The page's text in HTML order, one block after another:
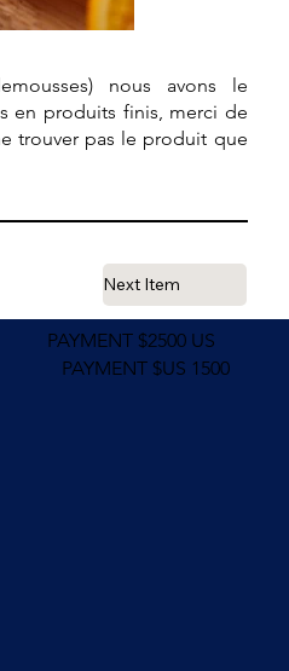
nous avons le
en produits finis, merci de
trouver pas le produit que
Next Item
PAYMENT $2500 US
PAYMENT $US 1500